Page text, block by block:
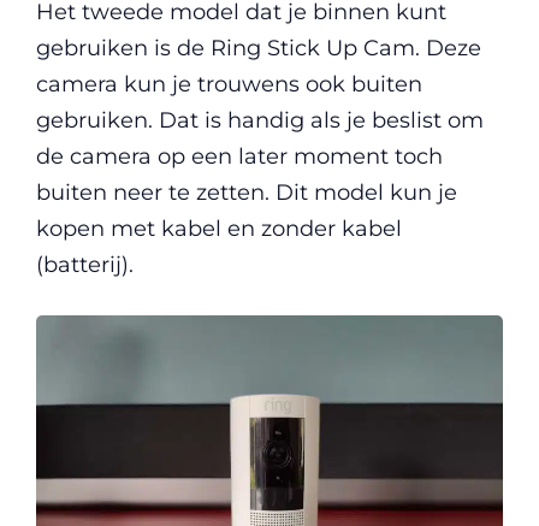
Het tweede model dat je binnen kunt
gebruiken is de Ring Stick Up Cam. Deze
camera kun je trouwens ook buiten
gebruiken. Dat is handig als je beslist om
de camera op een later moment toch
buiten neer te zetten. Dit model kun je
kopen met kabel en zonder kabel
(batterij).